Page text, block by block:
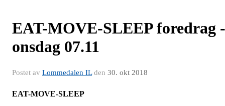
EAT-MOVE-SLEEP foredrag -
onsdag 07.11
Postet av Lommedalen ILden 30. okt 2018
EAT-MOVE-SLEEP